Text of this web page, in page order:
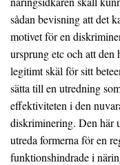
sådan bevisning att det
motivet för en
ursprung etc och att den
legitimt skäl för sitt
sätta till en utredning
effektiviteten i den
diskriminering. Den här
utreda formerna för en
funktionshindrade i